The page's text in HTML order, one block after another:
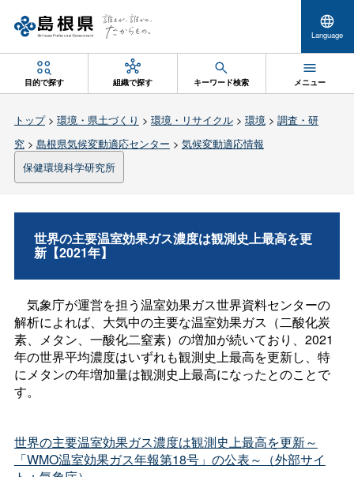
Language
目的で探す 組織で探す キーワード検索 メニュー
トップ> 環境・県土づくり > 環境・リサイクル> 環境> 調査・研
究> 島根県気候変動適応センター > 気候変動適応情報
保健環境科学研究所
世界の主要温室効果ガス濃度は観測史上最高を更
新【2021年】
気象庁が運営を担う温室効果ガス世界資料センターの
解析によれば、大気中の主要な温室効果ガス（二酸化炭
素、メタン、一酸化二窒素）の増加が続いており、2021
年の世界平均濃度はいずれも観測史上最高を更新し、特
にメタンの年増加量は観測史上最高になったとのことで
す。
世界の主要温室効果ガス濃度は観測史上最高を更新～
「WMO温室効果ガス年報第18号」の公表～（外部サイ